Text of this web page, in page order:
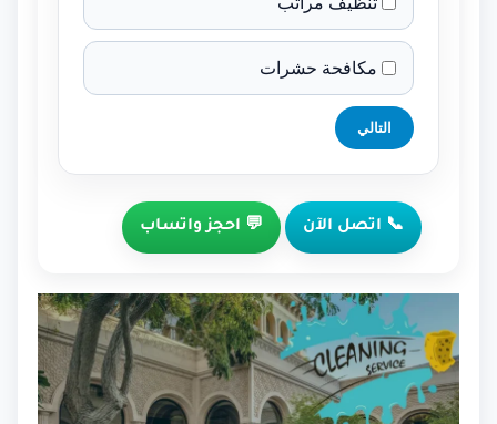
مكافحة حشرات
التالي
📞 اتصل الآن 💬 احجز واتساب